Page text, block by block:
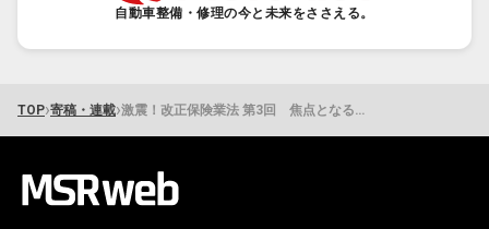
自動車整備・修理の今と未来をささえる。
TOP›寄稿・連載› 激震！改正保険業法 第3回 焦点となる「比較推奨販売」の対策と備え